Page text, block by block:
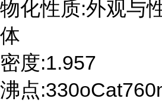
物化性质:外观与
体
密度:1.957
沸点